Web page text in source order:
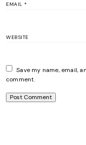
EMAIL *
WEBSITE
Save my name, email,
comment.